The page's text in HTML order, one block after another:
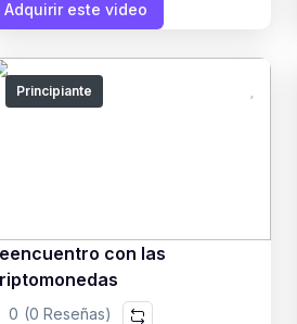
Adquirir este video
Principiante
con las
0 (0 Reseñas)